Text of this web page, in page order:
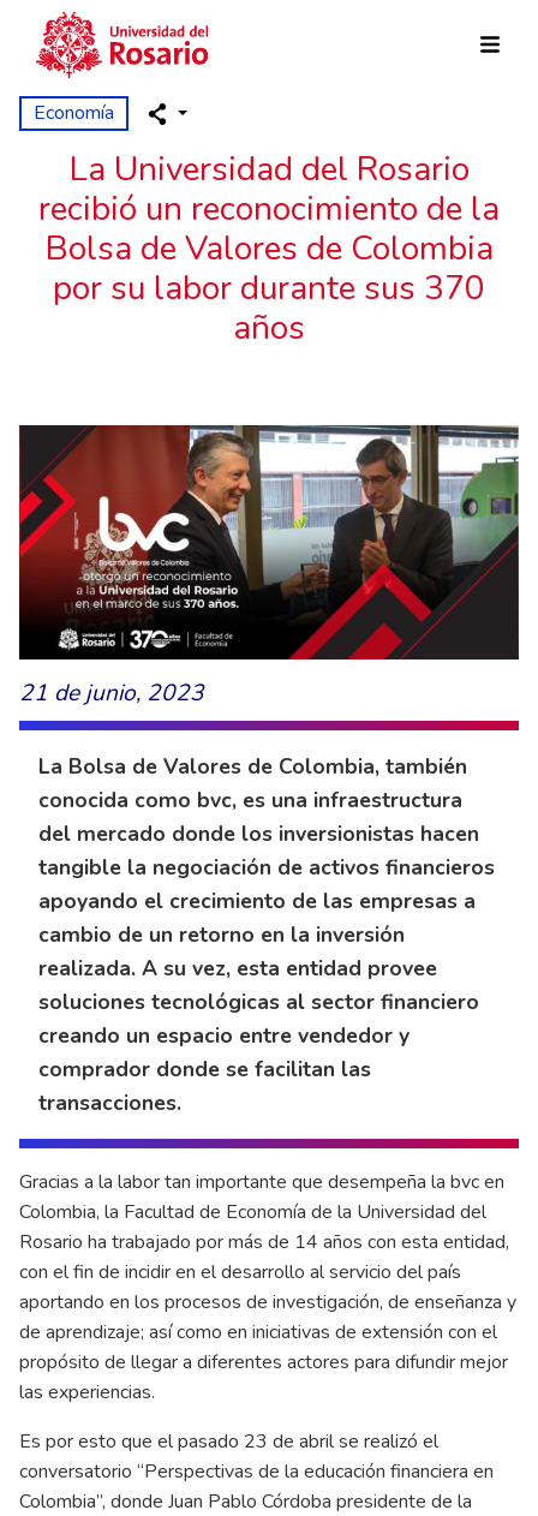
Pasar al contenido principal
Economía
La Universidad del Rosario
recibió un reconocimiento de la
Bolsa de Valores de Colombia
por su labor durante sus 370
años
21 de junio, 2023
La Bolsa de Valores de Colombia, también
conocida como bvc, es una infraestructura
del mercado donde los inversionistas hacen
tangible la negociación de activos financieros
apoyando el crecimiento de las empresas a
cambio de un retorno en la inversión
realizada. A su vez, esta entidad provee
soluciones tecnológicas al sector financiero
creando un espacio entre vendedor y
comprador donde se facilitan las
transacciones.
Gracias a la labor tan importante que desempeña la bvc en
Colombia, la Facultad de Economía de la Universidad del
Rosario ha trabajado por más de 14 años con esta entidad,
con el fin de incidir en el desarrollo al servicio del país
aportando en los procesos de investigación, de enseñanza y
de aprendizaje; así como en iniciativas de extensión con el
propósito de llegar a diferentes actores para difundir mejor
las experiencias.
Es por esto que el pasado 23 de abril se realizó el
conversatorio “Perspectivas de la educación financiera en
Colombia”, donde Juan Pablo Córdoba presidente de la